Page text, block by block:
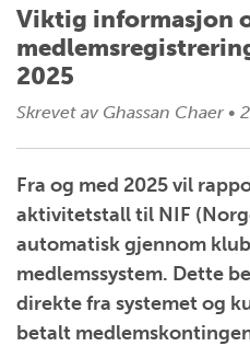
Viktig informasjon
2025
Skrevet av Ghassan Chaer •
Fra og med 2025 vil
aktivitetstall til NIF
automatisk gjennom
medlemssystem. Dette
direkte fra systemet og
betalt